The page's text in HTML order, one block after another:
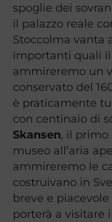
spoglie dei
il palazzo reale
Stoccolma vanta
importanti quali il
ammireremo un
conservato del
è praticamente
con centinaio di
Skansen, il primo
museo all’aria
ammireremo le
costruivano in
breve e
porterà a visitare